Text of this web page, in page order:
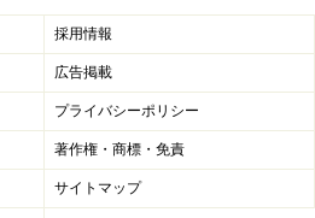
軌道修正＆自己回復力運」1位
水瓶座（1月20日～2月
採用情報
広告掲載
プライバシーポリシー
著作権・商標・免責
サイトマップ